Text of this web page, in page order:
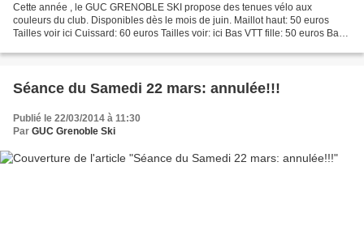
Cette année , le GUC GRENOBLE SKI propose des tenues vélo aux
couleurs du club. Disponibles dès le mois de juin. Maillot haut: 50 euros
Tailles voir ici Cuissard: 60 euros Tailles voir: ici Bas VTT fille: 50 euros Bas
Séance du Samedi 22 mars: annulée!!!
Publié le 22/03/2014 à 11:30
Par GUC Grenoble Ski